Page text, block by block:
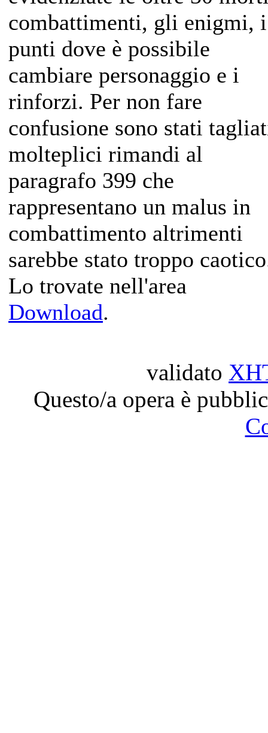
combattimenti, gli enigmi, i
punti dove è possibile
cambiare personaggio e i
rinforzi. Per non fare
confusione sono stati
molteplici rimandi al
paragrafo 399 che
rappresentano un malus in
combattimento altrimenti
sarebbe stato troppo
Lo trovate nell'area
Download.
validato
Questo/a opera è